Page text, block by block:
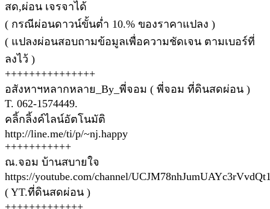
สด,ผ่อน เจรจาได้
( กรณีผ่อนดาวน์ขั้นต่ำ 10.% ของราคาแปลง )
( แปลงผ่อนสอบถามข้อมูลเพื่อความชัดเจน ตามเบอร์ที่
ลงไว้ )
+++++++++++++++
อสังหาฯหลากหลาย_By_พี่จอม ( พี่จอม ที่ดินสดผ่อน )
T. 062-1574449.
คลิ้กลิ้งค์ไลน์อัตโนมัติ
http://line.me/ti/p/~nj.happy
+++++++++++
ณ.จอม บ้านสบายใจ
https://youtube.com/channel/
( YT.ที่ดินสดผ่อน )